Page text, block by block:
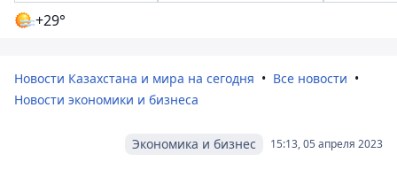
+29°
Новости Казахстана и мира на сегодня
Все новости
Новости экономики и бизнеса
15:13, 05 апреля 2023
Экономика и бизнес